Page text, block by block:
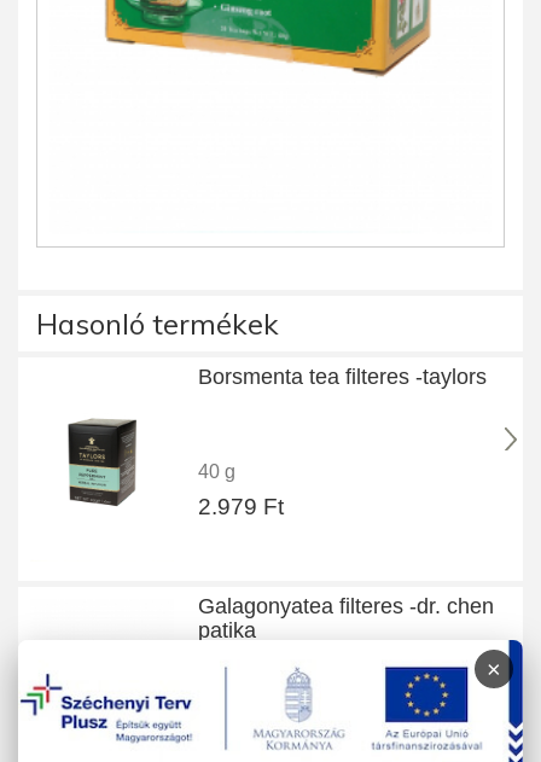
Hasonló termékek
Borsmenta tea filteres -taylors
40 g
2.979 Ft
Galagonyatea filteres -dr. chen
patika
1.850 Ft
×